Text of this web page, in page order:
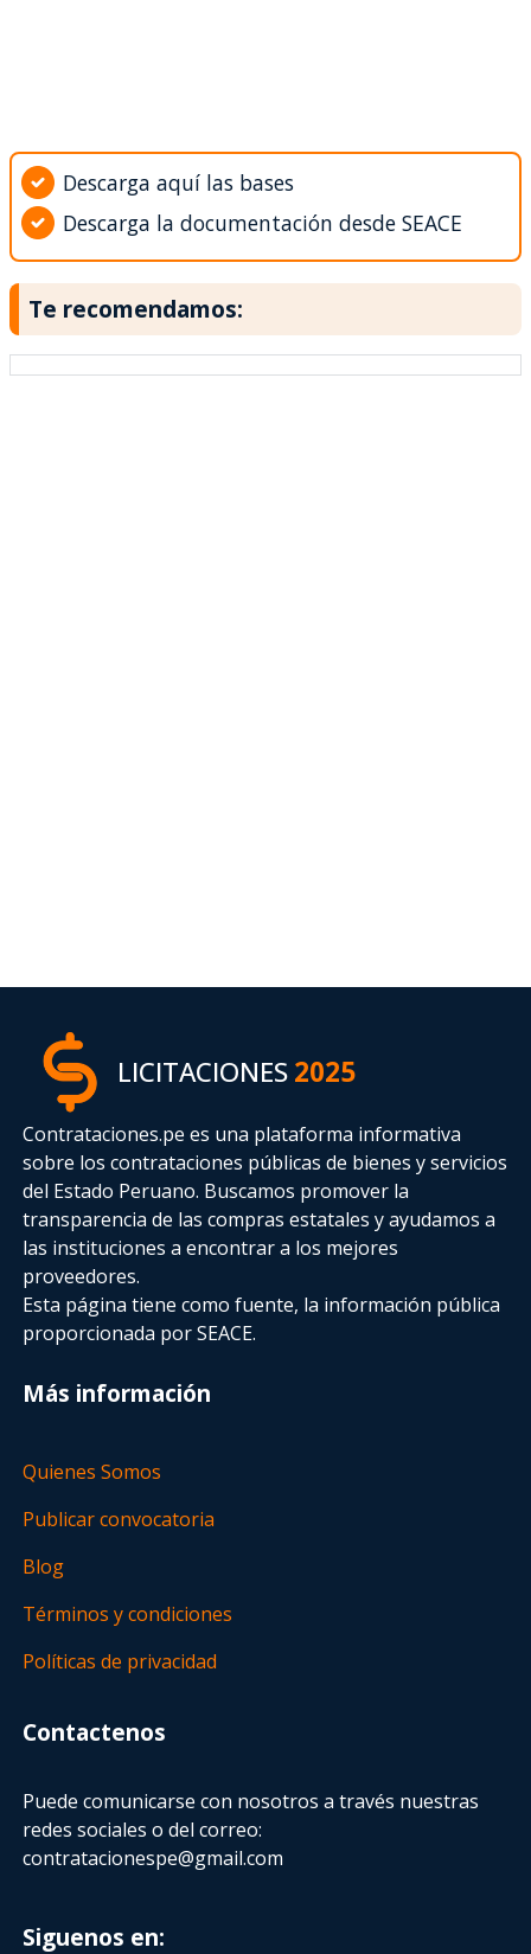
Descarga aquí las bases
Descarga la documentación desde SEACE
Te recomendamos:
LICITACIONES2025
Contrataciones.pe es una plataforma informativa
sobre los contrataciones públicas de bienes y servicios
del Estado Peruano. Buscamos promover la
transparencia de las compras estatalesy ayudamos a
las instituciones a encontrar a los mejores
proveedores.
Esta página tiene como fuente, la información pública
proporcionada por SEACE.
Más información
Quienes Somos
Publicar convocatoria
Blog
Términos y condiciones
Políticas de privacidad
Contactenos
Puede comunicarse con nosotros a través nuestras
redes sociales o del correo:
contratacionespe@gmail.com
Siguenos en: